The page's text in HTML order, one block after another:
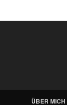
ÜBER MICH